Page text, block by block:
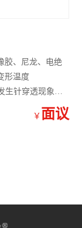
胶、尼龙、电绝
形温度
生针穿透现象时
￥ 面议